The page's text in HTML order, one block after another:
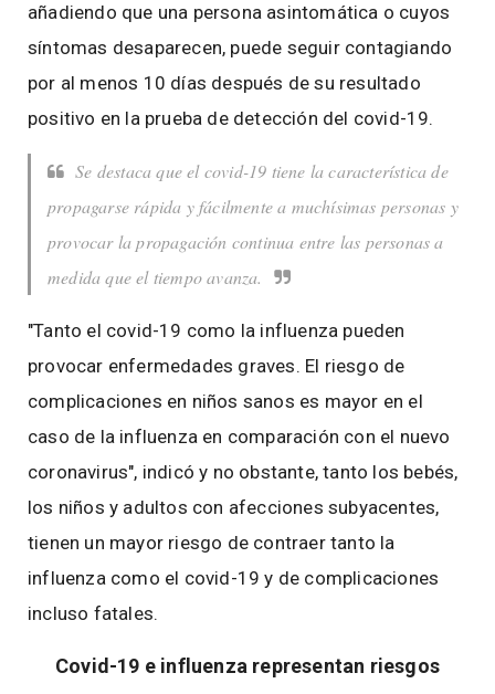
añadiendo que una persona asintomática o cuyos
síntomas desaparecen, puede seguir contagiando
por al menos 10 días después de su resultado
positivo en la prueba de detección del covid-19.
Se destaca que el covid-19 tiene la característica de
propagarse rápida y fácilmente a muchísimas personas y
provocar la propagación continua entre las personas a
medida que el tiempo avanza.
"Tanto el covid-19 como la influenza pueden
provocar enfermedades graves. El riesgo de
complicaciones en niños sanos es mayor en el
caso de la influenza en comparación con el nuevo
coronavirus", indicó y no obstante, tanto los bebés,
los niños y adultos con afecciones subyacentes,
tienen un mayor riesgo de contraer tanto la
influenza como el covid-19 y de complicaciones
incluso fatales.
Covid-19 e influenza representan riesgos